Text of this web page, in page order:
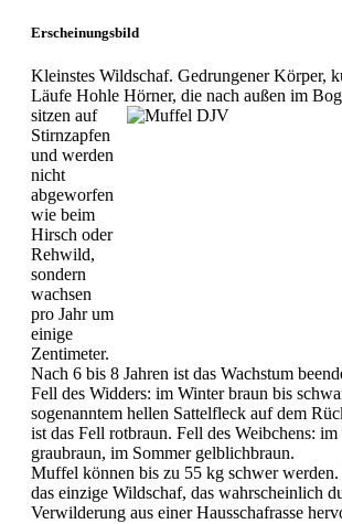
Erscheinungsbild
Kleinstes Wildschaf. Gedrungener Körper,
Läufe Hohle Hörner, die nach außen im
sitzen auf
Stirnzapfen
und werden
nicht
abgeworfen
wie beim
Hirsch oder
Rehwild,
sondern
wachsen
pro Jahr um
einige
Zentimeter.
Nach 6 bis 8 Jahren ist das Wachstum
Fell des Widders: im Winter braun bis
sogenanntem hellen Sattelfleck auf dem
ist das Fell rotbraun. Fell des Weibchens:
graubraun, im Sommer gelblichbraun.
Muffel können bis zu 55 kg schwer
das einzige Wildschaf, das wahrscheinlich
Verwilderung aus einer Hausschafrasse